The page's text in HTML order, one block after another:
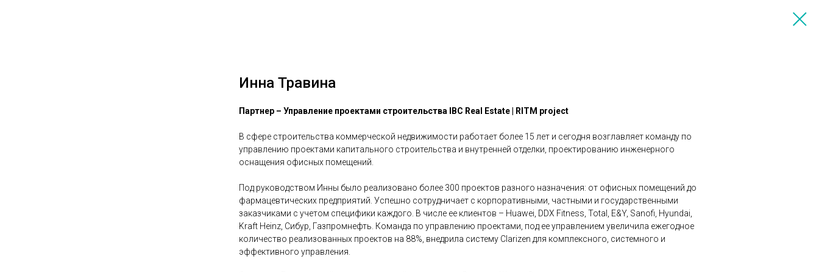
Инна Травина
Партнер – Управление проектами строительства IBC Real Estate | RITM project
В сфере строительства коммерческой недвижимости работает более 15 лет и сегодня возглавляет команду по
управлению проектами капитального строительства и внутренней отделки, проектированию инженерного
оснащения офисных помещений.
Под руководством Инны было реализовано более 300 проектов разного назначения: от офисных помещений до
фармацевтических предприятий. Успешно сотрудничает с корпоративными, частными и государственными
заказчиками с учетом специфики каждого. В числе ее клиентов – Huawei, DDX Fitness, Total, E&Y, Sanofi, Hyundai,
Kraft Heinz, Сибур, Газпромнефть. Команда по управлению проектами, под ее управлением увеличила ежегодное
количество реализованных проектов на 88%, внедрила систему Clarizen для комплексного, системного и
эффективного управления.